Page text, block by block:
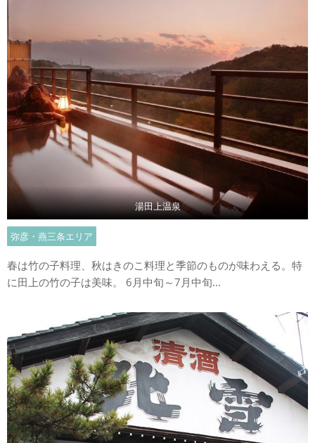
湯田上温泉
弥彦・燕三条エリア
春は竹の子料理、秋はきのこ料理と季節のものが味わえる。特
に田上の竹の子は美味。 6月中旬～7月中旬...